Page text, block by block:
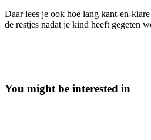
Daar lees je ook hoe lang kant-en-
de restjes nadat je kind heeft gegeten
You might be interested in